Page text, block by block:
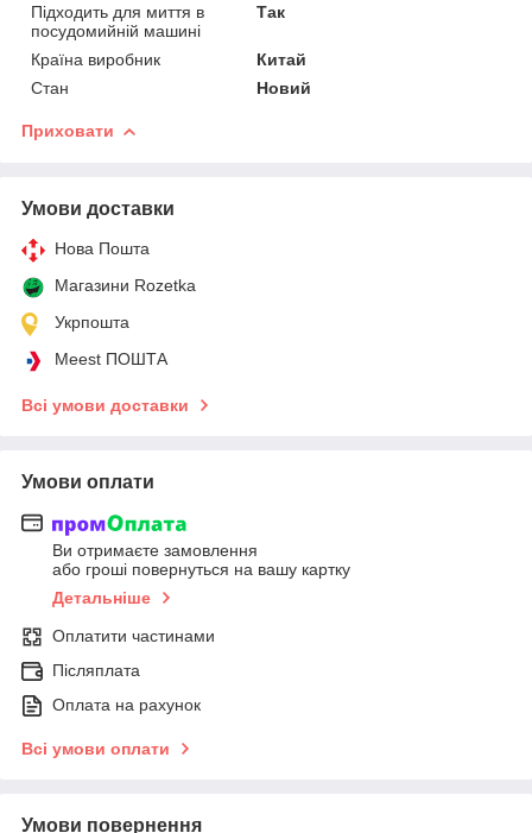
Підходить для миття в
посудомийній машині
Так
Країна виробник
Китай
Стан
Новий
Приховати
Умови доставки
Нова Пошта
Магазини Rozetka
Укрпошта
Meest ПОШТА
Всі умови доставки
Умови оплати
Ви отримаєте замовлення
або гроші повернуться на вашу картку
Детальніше
Оплатити частинами
Післяплата
Оплата на рахунок
Всі умови оплати
Умови повернення